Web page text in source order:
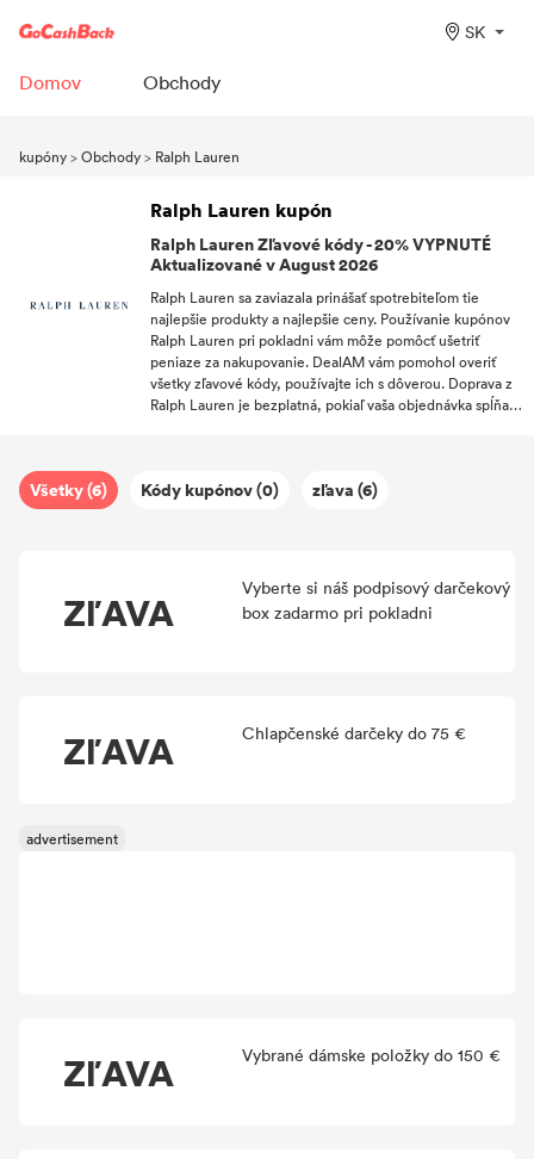
SK
Domov Obchody
kupóny>Obchody> Ralph Lauren
Ralph Lauren kupón
Ralph Lauren Zľavové kódy - 20% VYPNUTÉ
Aktualizované v August 2026
Ralph Lauren sa zaviazala prinášať spotrebiteľom tie
najlepšie produkty a najlepšie ceny. Používanie kupónov
Ralph Lauren pri pokladni vám môže pomôcť ušetriť
peniaze za nakupovanie. DealAM vám pomohol overiť
všetky zľavové kódy, používajte ich s dôverou. Doprava z
Ralph Lauren je bezplatná, pokiaľ vaša objednávka spĺňa
Všetky (6) Kódy kupónov (0) zľava (6)
ZľAVA
Vyberte si náš podpisový darčekový
box zadarmo pri pokladni
ZľAVA Chlapčenské darčeky do 75 €
ZľAVA Vybrané dámske položky do 150 €